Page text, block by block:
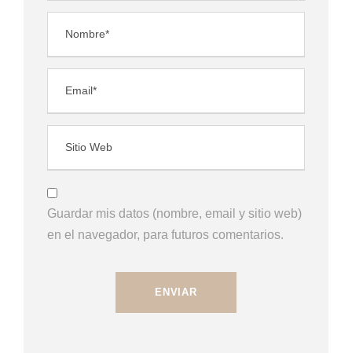
Guardar mis datos (nombre, email y sitio web)
en el navegador, para futuros comentarios.